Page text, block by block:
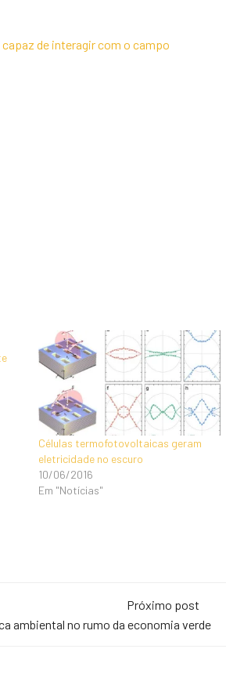
de interagir com o campo
Células termofotovoltaicas geram
eletricidade no escuro
10/06/2016
Em "Notícias"
Próximo post
ambiental no rumo da economia verde